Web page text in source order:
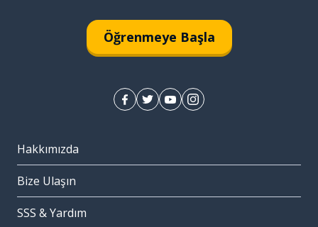
Öğrenmeye Başla
Hakkımızda
Bize Ulaşın
SSS & Yardım